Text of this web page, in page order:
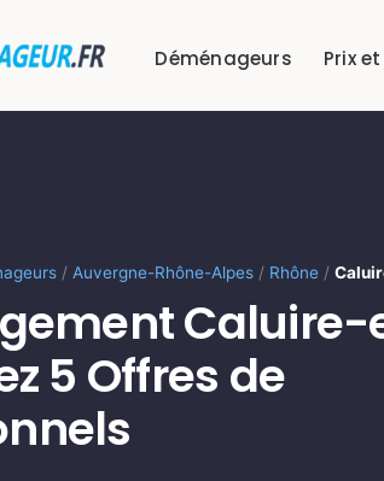
Déménageurs Prix
/ Auvergne-Rhône-Alpes / Rhône /
Caluire-
5 Offres de